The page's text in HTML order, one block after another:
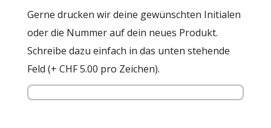
Gerne drucken wir deine gewünschten Initialen
oder die Nummer auf dein neues Produkt.
Schreibe dazu einfach in das unten stehende
Feld (+ CHF 5.00 pro Zeichen).